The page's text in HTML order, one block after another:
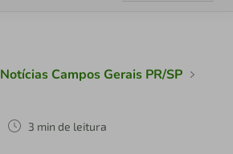
Notícias Campos Gerais PR/SP
3 min de leitura